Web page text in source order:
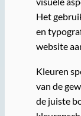
Het
en
website
Kleuren
van de
de juiste